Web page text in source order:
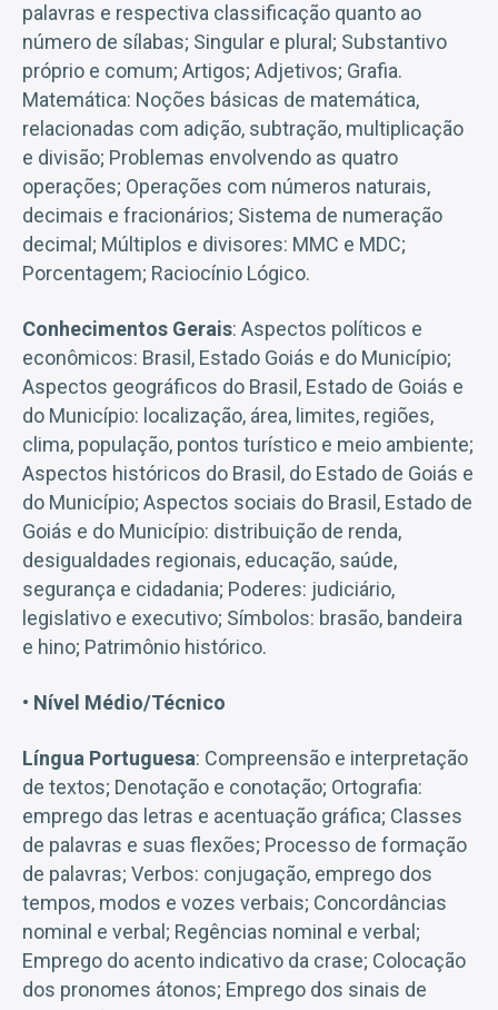
palavras e respectiva classificação quanto ao
número de sílabas; Singular e plural; Substantivo
próprio e comum; Artigos; Adjetivos; Grafia.
Matemática: Noções básicas de matemática,
relacionadas com adição, subtração, multiplicação
e divisão; Problemas envolvendo as quatro
operações; Operações com números naturais,
decimais e fracionários; Sistema de numeração
decimal; Múltiplos e divisores: MMC e MDC;
Porcentagem; Raciocínio Lógico.
Conhecimentos Gerais: Aspectos políticos e
econômicos: Brasil, Estado Goiás e do Município;
Aspectos geográficos do Brasil, Estado de Goiás e
do Município: localização, área, limites, regiões,
clima, população, pontos turístico e meio ambiente;
Aspectos históricos do Brasil, do Estado de Goiás e
do Município; Aspectos sociais do Brasil, Estado de
Goiás e do Município: distribuição de renda,
desigualdades regionais, educação, saúde,
segurança e cidadania; Poderes: judiciário,
legislativo e executivo; Símbolos: brasão, bandeira
e hino; Patrimônio histórico.
• Nível Médio/Técnico
Língua Portuguesa: Compreensão e interpretação
de textos; Denotação e conotação; Ortografia:
emprego das letras e acentuação gráfica; Classes
de palavras e suas flexões; Processo de formação
de palavras; Verbos: conjugação, emprego dos
tempos, modos e vozes verbais; Concordâncias
nominal e verbal; Regências nominal e verbal;
Emprego do acento indicativo da crase; Colocação
dos pronomes átonos; Emprego dos sinais de